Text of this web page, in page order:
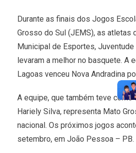
Durante as finais dos Jogos
Grosso do Sul (JEMS), as atletas
Municipal de Esportes,
levaram a melhor no basquete. A
Lagoas venceu Nova Andradina
A equipe, que também teve como
Hariely Silva, representa Mato
nacional. Os próximos jogos
setembro, em João Pessoa – PB.